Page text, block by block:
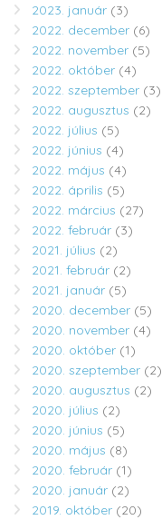
2023. január (3)
2022. december (6)
2022. november (5)
2022. október (4)
2022. szeptember (3)
2022. augusztus (2)
2022. július (5)
2022. június (4)
2022. május (4)
2022. április (5)
2022. március (27)
2022. február (3)
2021. július (2)
2021. február (2)
2021. január (5)
2020. december (5)
2020. november (4)
2020. október (1)
2020. szeptember (2)
2020. augusztus (2)
2020. július (2)
2020. június (5)
2020. május (8)
2020. február (1)
2020. január (2)
2019. október (20)